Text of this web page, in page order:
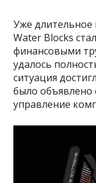
Уже длительное
Water Blocks
финансовыми
удалось
ситуация
было объявлено
управление